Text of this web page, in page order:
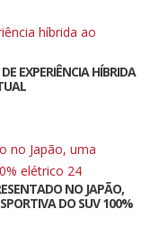
EXPERIÊNCIA HÍBRIDA
NO JAPÃO,
DO SUV 100%